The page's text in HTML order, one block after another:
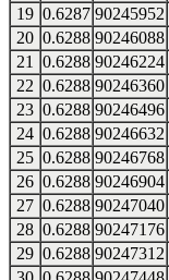
19 0.6287 90245952
20 0.6288 90246088
21
0.6288 90246224
22 0.6288 90246360
23 0.6288 90246496
24 0.6288 90246632
25 0.6288 90246768
26 0.6288 90246904
27 0.6288 90247040
28 0.6288 90247176
29 0.6288 90247312